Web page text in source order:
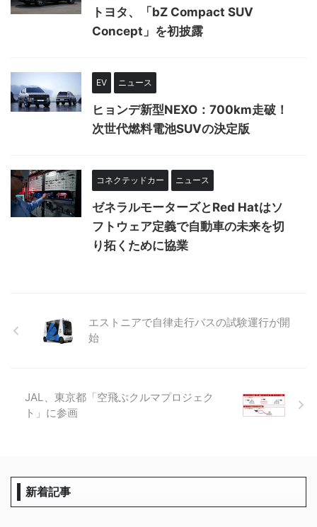
トヨタ、「bZ Compact SUV
Concept」を初披露
EV ニュース
ヒョンデ新型NEXO：700km走破！
次世代燃料電池SUVの決定版
コネクテッドカー ニュース
ゼネラルモーターズとRed Hatはソ
フトウェア定義で自動車の未来を切
り拓くために協業
エストニアで自律走行バスの試験運行が開
始
JAL、東京都「空飛ぶクルマプロジェク
ト」に参画
新着記事